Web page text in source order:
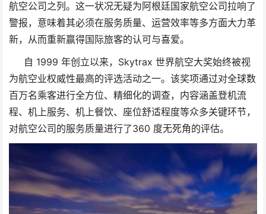
航空公司之列。这一状况无疑为阿根廷国家航空公司拉响了
警报，意味着其必须在服务质量、运营效率等多方面大力革
新，从而重新赢得国际旅客的认可与喜爱。
自 1999 年创立以来，Skytrax 世界航空大奖始终被视
为航空业权威性最高的评选活动之一。该奖项通过对全球数
百万名乘客进行全方位、精细化的调查，内容涵盖登机流
程、机上服务、机上餐饮、座位舒适程度等众多关键环节，
对航空公司的服务质量进行了360 度无死角的评估。